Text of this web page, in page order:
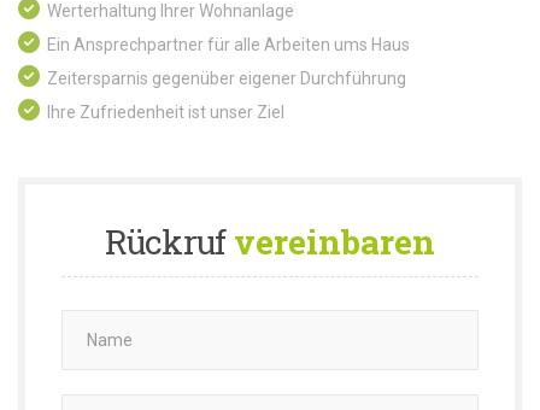
Werterhaltung Ihrer Wohnanlage
Ein Ansprechpartner für alle Arbeiten ums Haus
Zeitersparnis gegenüber eigener Durchführung
Ihre Zufriedenheit ist unser Ziel
Rückrufvereinbaren